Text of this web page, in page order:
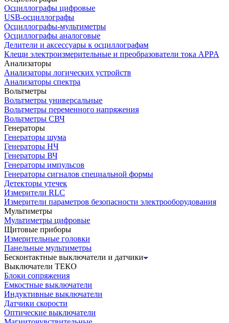
Осциллографы цифровые
USB-осциллографы
Осциллографы-мультиметры
Осциллографы аналоговые
Делители и аксессуары к осциллографам
Клещи электроизмерительные и преобразователи тока APPA
Анализаторы
Анализаторы логических устройств
Анализаторы спектра
Вольтметры
Вольтметры универсальные
Вольтметры переменного напряжения
Вольтметры СВЧ
Генераторы
Генераторы шума
Генераторы НЧ
Генераторы ВЧ
Генераторы импульсов
Генераторы сигналов специальной формы
Детекторы утечек
Измерители RLC
Измерители параметров безопасности электрооборудования
Мультиметры
Мультиметры цифровые
Щитовые приборы
Измерительные головки
Панельные мультиметры
Бесконтактные выключатели и датчики
Выключатели ТЕКО
Блоки сопряжения
Емкостные выключатели
Индуктивные выключатели
Датчики скорости
Оптические выключатели